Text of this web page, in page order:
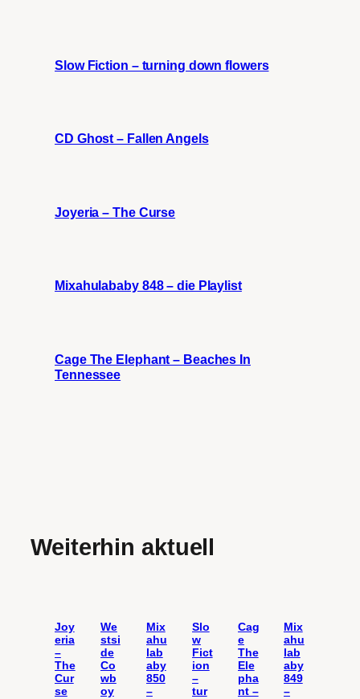
Slow Fiction – turning down flowers
CD Ghost – Fallen Angels
Joyeria – The Curse
Mixahulababy 848 – die Playlist
Cage The Elephant – Beaches In
Tennessee
Weiterhin aktuell
Joy
eria
–
The
Cur
se
We
stsi
de
Co
wb
oy
Mix
ahu
lab
aby
850
–
Slo
w
Fict
ion
–
tur
Cag
e
The
Ele
pha
nt –
Mix
ahu
lab
aby
849
–